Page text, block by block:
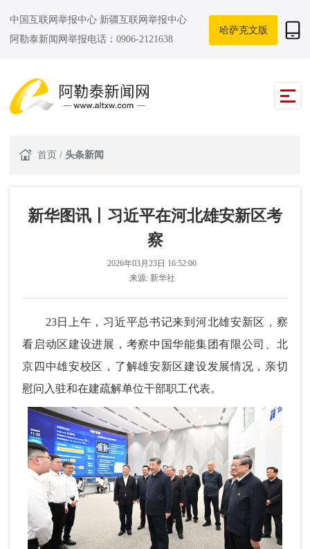
中国互联网举报中心 新疆互联网举报中心
阿勒泰新闻网举报电话：0906-2121638
哈萨克文版
首页 / 头条新闻
新华图讯丨习近平在河北雄安新区考
察
2026年03月23日 16:52:00
来源: 新华社
23日上午，习近平总书记来到河北雄安新区，察
看启动区建设进展，考察中国华能集团有限公司、北
京四中雄安校区，了解雄安新区建设发展情况，亲切
慰问入驻和在建疏解单位干部职工代表。